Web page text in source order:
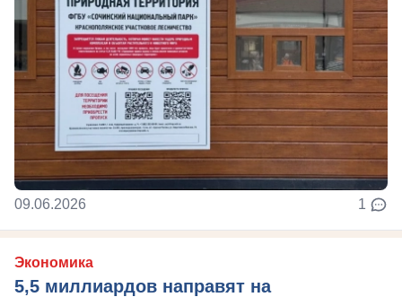
09.06.2026 1
Экономика
5,5 миллиардов направят на